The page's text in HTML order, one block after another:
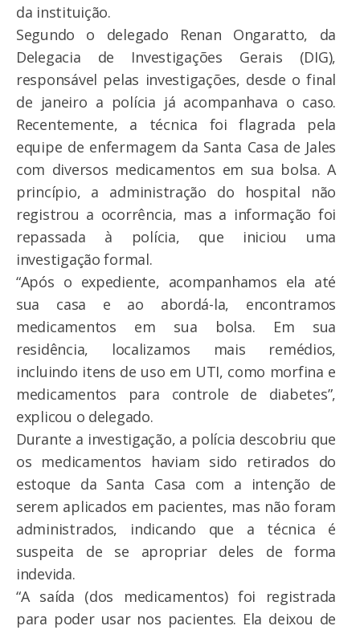
da instituição.
Segundo o delegado Renan Ongaratto, da
Delegacia de Investigações Gerais (DIG),
responsável pelas investigações, desde o final
de janeiro a polícia já acompanhava o caso.
Recentemente, a técnica foi flagrada pela
equipe de enfermagem da Santa Casa de Jales
com diversos medicamentos em sua bolsa. A
princípio, a administração do hospital não
registrou a ocorrência, mas a informação foi
repassada à polícia, que iniciou uma
investigação formal.
“Após o expediente, acompanhamos ela até
sua casa e ao abordá-la, encontramos
medicamentos em sua bolsa. Em sua
residência, localizamos mais remédios,
incluindo itens de uso em UTI, como morfina e
medicamentos para controle de diabetes”,
explicou o delegado.
Durante a investigação, a polícia descobriu que
os medicamentos haviam sido retirados do
estoque da Santa Casa com a intenção de
serem aplicados em pacientes, mas não foram
administrados, indicando que a técnica é
suspeita de se apropriar deles de forma
indevida.
“A saída (dos medicamentos) foi registrada
para poder usar nos pacientes. Ela deixou de